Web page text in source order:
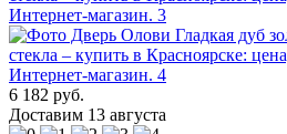
6 182 руб.
Доставим 13 августа